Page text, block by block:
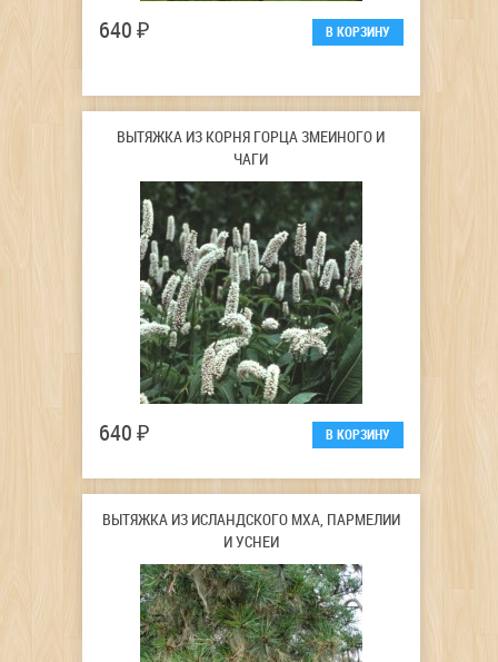
640 ₽
ВЫТЯЖКА ИЗ КОРНЯ ГОРЦА ЗМЕИНОГО И
ЧАГИ
640 ₽
ВЫТЯЖКА ИЗ ИСЛАНДСКОГО МХА, ПАРМЕЛИИ
И УСНЕИ